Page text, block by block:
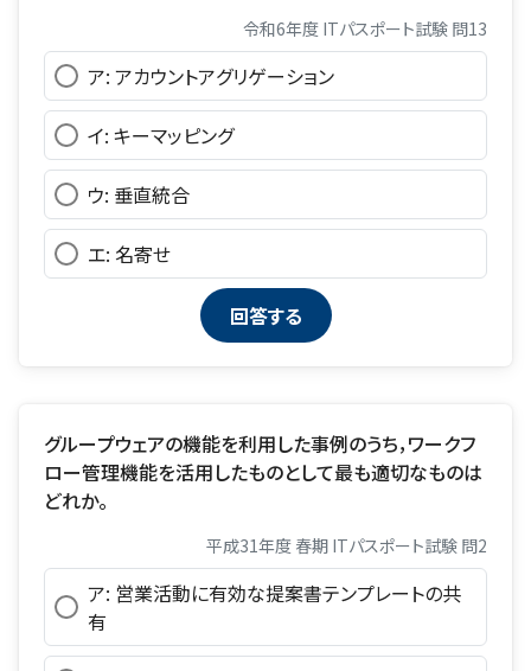
令和6年度 ITパスポート試験 問13
ア: アカウントアグリゲーション
イ: キーマッピング
ウ: 垂直統合
エ: 名寄せ
グループウェアの機能を利用した事例のうち，ワークフ
ロー管理機能を活用したものとして最も適切なものは
どれか。
平成31年度 春期 ITパスポート試験 問2
ア: 営業活動に有効な提案書テンプレートの共
有